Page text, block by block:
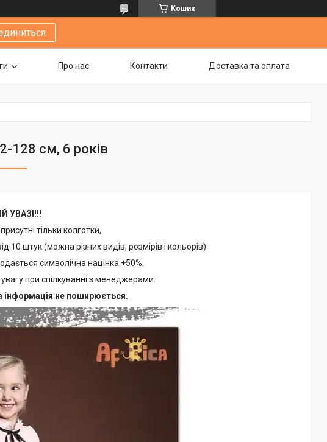
Кошик
Про нас Контакти Доставка та оплата
128 см, 6 років
УВАЗІ!!!
тільки колготки,
10 штук (можна різних видів, розмірів і кольорів)
символічна націнка +50%.
при спілкуванні з менеджерами.
інформація не поширюється.